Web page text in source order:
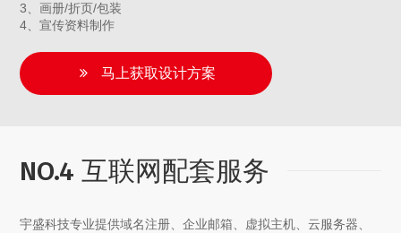
3、画册/折页/包装
4、宣传资料制作
马上获取设计方案
NO.4 互联网配套服务
宇盛科技专业提供域名注册、企业邮箱、虚拟主机、云服务器、